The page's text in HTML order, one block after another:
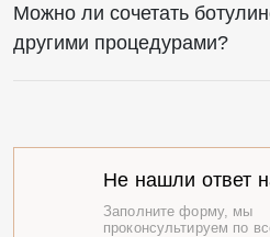
Можно ли сочетать
другими процедурами?
Не нашли ответ
Заполните форму, мы
проконсультируем по